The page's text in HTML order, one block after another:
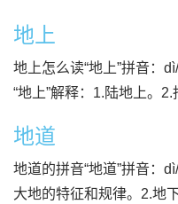
地上
地上怎么读“地上”拼音：
“地上”解释：1.陆地上。2.
地道
地道的拼音“地道”拼音：
大地的特征和规律。2.地